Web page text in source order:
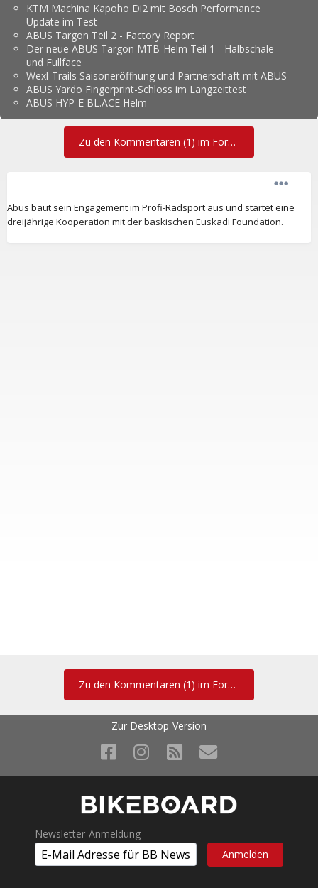
KTM Machina Kapoho Di2 mit Bosch Performance
Update im Test
ABUS Targon Teil 2 - Factory Report
Der neue ABUS Targon MTB-Helm Teil 1 - Halbschale
und Fullface
Wexl-Trails Saisoneröffnung und Partnerschaft mit ABUS
ABUS Yardo Fingerprint-Schloss im Langzeittest
ABUS HYP-E BL.ACE Helm
Zu den Kommentaren (1) im Forum
Abus baut sein Engagement im Profi-Radsport aus und startet eine
dreijährige Kooperation mit der baskischen Euskadi Foundation.
Zu den Kommentaren (1) im Forum
Zur Desktop-Version
Newsletter-Anmeldung